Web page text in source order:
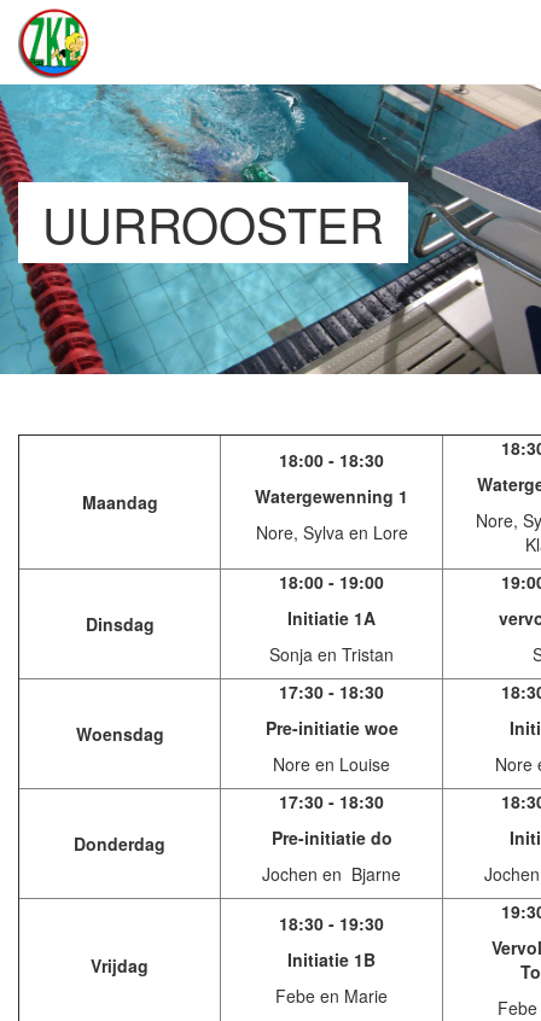
UURROOSTER
Maandag
18:00 - 18:30
Watergewenning 1
Nore, Sylva en Lore
Nore,
Dinsdag
18:00 - 19:00
Initiatie 1A
Sonja en Tristan
Woensdag
17:30 - 18:30
Pre-initiatie woe
Nore en Louise
Nore
Donderdag
17:30 - 18:30
Pre-initiatie do
Jochen en Bjarne
Vrijdag
18:30 - 19:30
Initiatie 1B
Febe en Marie